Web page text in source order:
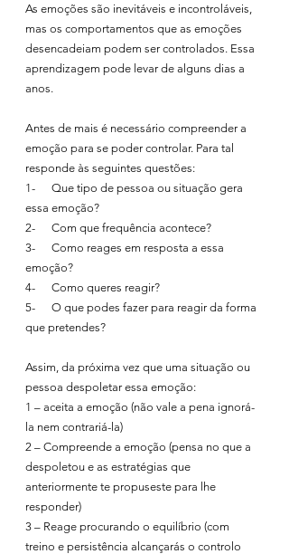
As emoções são inevitáveis e incontroláveis,
mas os comportamentos que as emoções
desencadeiam podem ser controlados. Essa
aprendizagem pode levar de alguns dias a
anos.
Antes de mais é necessário compreender a
emoção para se poder controlar. Para tal
responde às seguintes questões:
1-      Que tipo de pessoa ou situação gera
essa emoção?
2-      Com que frequência acontece?
3-      Como reages em resposta a essa
emoção?
4-      Como queres reagir?
5-      O que podes fazer para reagir da forma
que pretendes?
Assim, da próxima vez que uma situação ou
pessoa despoletar essa emoção:
1 – aceita a emoção (não vale a pena ignorá-
la nem contrariá-la)
2 – Compreende a emoção (pensa no que a
despoletou e as estratégias que
anteriormente te propuseste para lhe
responder)
3 – Reage procurando o equilíbrio (com
treino e persistência alcançarás o controlo